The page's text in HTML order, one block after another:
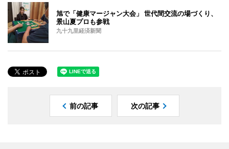
旭で「健康マージャン大会」 世代間交流の場づくり、
景山夏プロも参戦
九十九里経済新聞
前の記事 次の記事